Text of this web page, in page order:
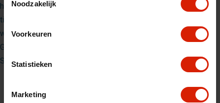
Noodzakelijk
Voorkeuren
Statistieken
Marketing
huis, zoals een bril, mobiele telefoon, afstandsbediening of
tijdschrift. De tas is licht, compact en toch verrassend ruim,
waardoor u altijd georganiseerd op pad kunt – ook binnenshuis.
Grote mand afmetingen Breedte: 35 cm Hoogte: 25 cm
Standaard mand afmetingen Breedte : 35 cm Hoogte 15 cm